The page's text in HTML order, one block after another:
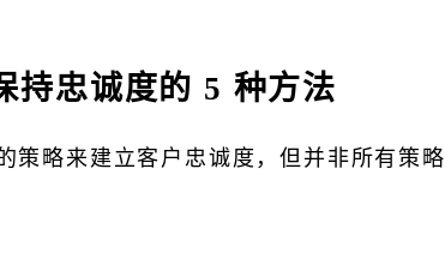
持忠诚度的 5 种方法
策略来建立客户忠诚度，但并非所有策略